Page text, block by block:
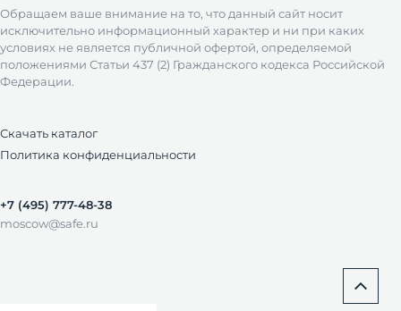
Обращаем ваше внимание на то, что данный сайт носит
исключительно информационный характер и ни при каких
условиях не является публичной офертой, определяемой
положениями Статьи 437 (2) Гражданского кодекса Российской
Федерации.
Скачать каталог
Политика конфиденциальности
+7 (495) 777-48-38
moscow@safe.ru